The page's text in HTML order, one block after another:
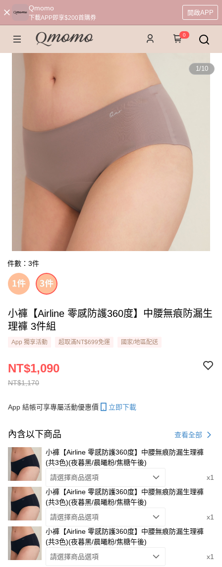
Qmomo
下載APP即享$200首購券
開啟APP
0
1/10
件數：3件
小褲【Airline 零感防護360度】中腰無痕防漏生
理褲 3件組
App 獨享活動 超取滿NT$699免運 國家/地區配送
NT$1,170
NT$1,090
App 結帳可享專屬活動優惠價 立即下載
內含以下商品 查看全部
小褲【Airline 零感防護360度】中腰無痕防漏生理褲
(共3色)(夜暮黑/晨曦粉/焦糖午後)
請選擇商品選項
x1
小褲【Airline 零感防護360度】中腰無痕防漏生理褲
(共3色)(夜暮黑/晨曦粉/焦糖午後)
請選擇商品選項
x1
小褲【Airline 零感防護360度】中腰無痕防漏生理褲
(共3色)(夜暮黑/晨曦粉/焦糖午後)
請選擇商品選項
x1